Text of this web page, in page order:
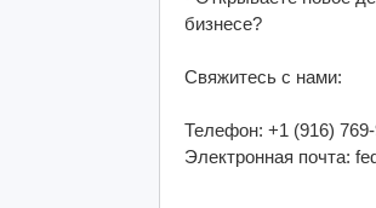
бизнесе?
Свяжитесь с нами:
Телефон: +1 (916)
Электронная почта: